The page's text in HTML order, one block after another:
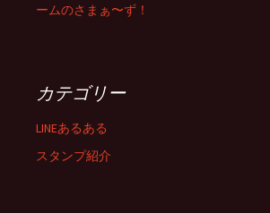
ームのさまぁ〜ず！
カテゴリー
LINEあるある
スタンプ紹介